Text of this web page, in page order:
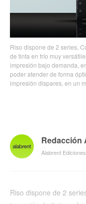
Riso dispone de 2 series,
de tinta en frío muy
impresión bajo demanda,
poder atender de forma
impresión dispares, en un
Redacción
Alabrent
Riso dispone de 2